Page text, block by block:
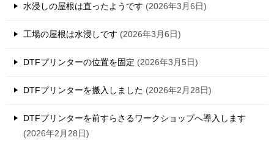
水浸しの屋根は直ったようです 2026年3月6日
工場の屋根は水浸しです 2026年3月6日
DTFプリンターの位置を固定 2026年3月5日
DTFプリンターを搬入しました 2026年2月28日
DTFプリンターを前すらさるワークショップへ導入します
2026年2月28日